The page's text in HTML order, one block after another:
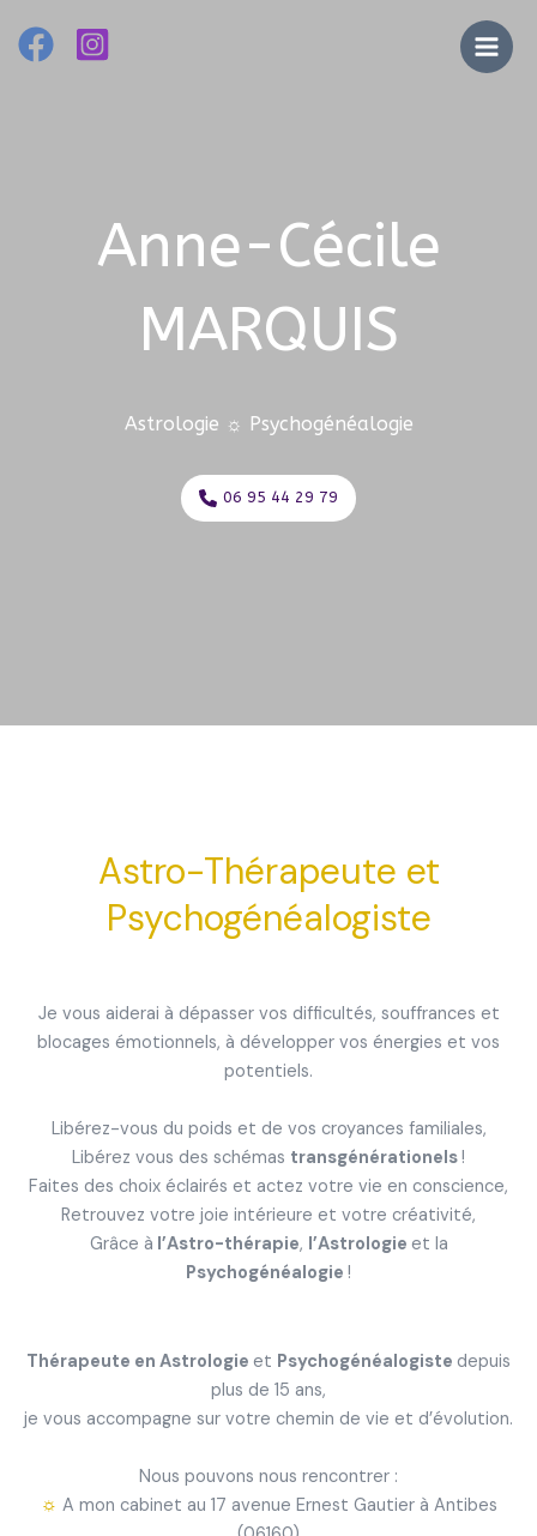
Main
Anne-Cécile
MARQUIS
Astrologie ☼ Psychogénéalogie
06 95 44 29 79
Astro-Thérapeute et
Psychogénéalogiste
Je vous aiderai à dépasser vos difficultés, souffrances et
blocages émotionnels, à développer vos énergies et vos
potentiels.
Libérez-vous du poids et de vos croyances familiales,
Libérez vous des schémas transgénérationels!
Faites des choix éclairés et actez votre vie en conscience,
Retrouvez votre joie intérieure et votre créativité,
Grâce à l’Astro-thérapie, l’Astrologie et la
Psychogénéalogie !
Thérapeute en Astrologie et Psychogénéalogiste depuis
plus de 15 ans,
je vous accompagne sur votre chemin de vie et d’évolution.
Nous pouvons nous rencontrer :
☼ A mon cabinet au 17 avenue Ernest Gautier à Antibes